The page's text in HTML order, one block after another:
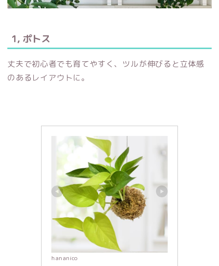
1, ポトス
丈夫で初心者でも育てやすく、ツルが伸びると立体感
のあるレイアウトに。
hananico